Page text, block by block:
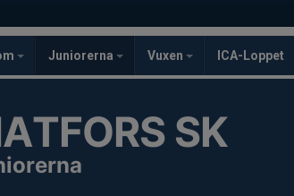
Juniorerna Vuxen ICA-Loppet
SK